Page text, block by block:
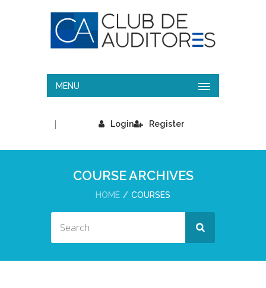
MENU
Login
| Register
COURSE ARCHIVES
HOME COURSES